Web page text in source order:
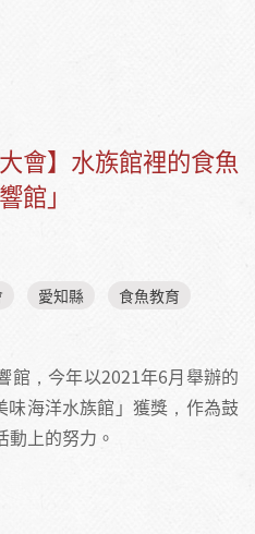
！
會】水族館裡的食魚
館」
愛知縣
食魚教育
館，今年以2021年6月舉辦的
味海洋水族館」獲獎，作為鼓
上的努力。
立「海響館」